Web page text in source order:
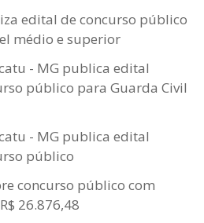
edital de concurso público
médio e superior
- MG publica edital
público para Guarda Civil
- MG publica edital
público
concurso público com
26.876,48